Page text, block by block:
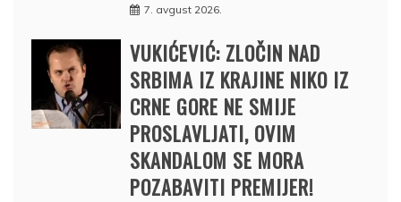
7. avgust 2026.
VUKIĆEVIĆ: ZLOČIN NAD
SRBIMA IZ KRAJINE NIKO IZ
CRNE GORE NE SMIJE
PROSLAVLJATI, OVIM
SKANDALOM SE MORA
POZABAVITI PREMIJER!